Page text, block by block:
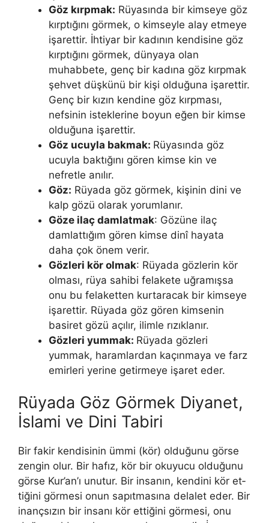
Göz kırpmak: Rüyasında bir kimseye göz
kırptığını görmek, o kimseyle alay etmeye
işarettir. İhtiyar bir kadının kendisine göz
kırptığını görmek, dünyaya olan
muhabbete, genç bir kadına göz kırpmak
şehvet düşkünü bir kişi olduğuna işarettir.
Genç bir kızın kendine göz kırpması,
nefsinin isteklerine boyun eğen bir kimse
olduğuna işarettir.
Göz ucuyla bakmak: Rüyasında göz
ucuyla baktığını gören kimse kin ve
nefretle anılır.
Göz: Rüyada göz görmek, kişinin dini ve
kalp gözü olarak yorumlanır.
Göze ilaç damlatmak: Gözüne ilaç
damlattığım gören kimse dinî hayata
daha çok önem verir.
Gözleri kör olmak: Rüyada gözlerin kör
olması, rüya sahibi felakete uğramışsa
onu bu felaketten kurtaracak bir kimseye
işarettir. Rüyada göz gören kimsenin
basiret gözü açılır, ilimle rızıklanır.
Gözleri yummak: Rüyada gözleri
yummak, haramlardan kaçınmaya ve farz
emirleri yerine getirmeye işaret eder.
Rüyada Göz Görmek Diyanet,
İslami ve Dini Tabiri
Bir fakir kendisinin ümmi (kör) olduğunu görse
zengin olur. Bir hafız, kör bir okuyucu olduğunu
görse Kur’an’ı unutur. Bir insanın, kendini kör et­
tiğini görmesi onun sapıtmasına delalet eder. Bir
inançsızın bir insanı kör ettiğini görmesi, onu